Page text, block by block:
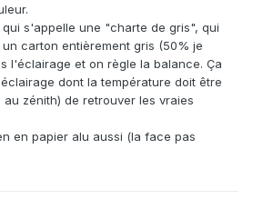
s'appelle une "charte de gris", qui
carton entièrement gris (50% je
l'éclairage et on règle la balance. Ça
dont la température doit être
zénith) de retrouver les vraies
en papier alu aussi (la face pas